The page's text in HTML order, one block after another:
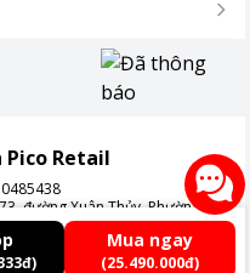
Mua ngay
(25.490.000đ)
Pico Retail
đường Xuân Thủy, Phường Cầu
Việt Nam